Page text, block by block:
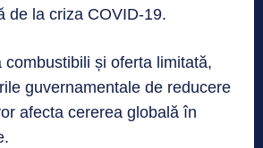
de la criza COVID-19.
combustibili și oferta limitată,
guvernamentale de reducere
afecta cererea globală în